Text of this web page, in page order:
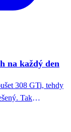
na každý den
308 GTi, tehdy
Tak